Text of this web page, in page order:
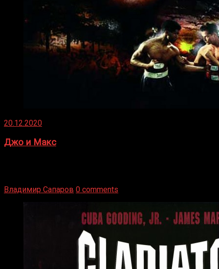
20.12.2020
Джо и Макс
Владимир Сапаров 0 comments